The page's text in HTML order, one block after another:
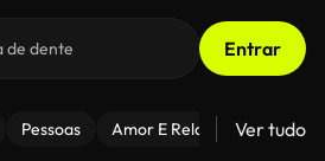
Entrar
Pessoas Amor E Relacionamentos
Ver tudo